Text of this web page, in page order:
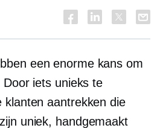
een enorme kans om
iets unieks te
klanten aantrekken die
uniek, handgemaakt